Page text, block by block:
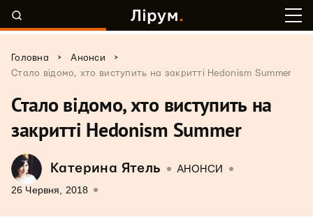
Головна > Анонси
>
Стало відомо, хто виступить на закритті Hedonism Summer
Стало відомо, хто виступить на
закритті Hedonism Summer
Катерина Ятель АНОНСИ
26 Червня, 2018